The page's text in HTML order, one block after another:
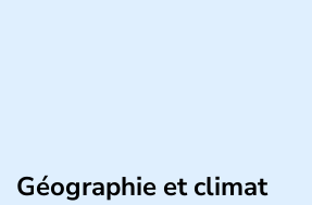
Géographie et climat